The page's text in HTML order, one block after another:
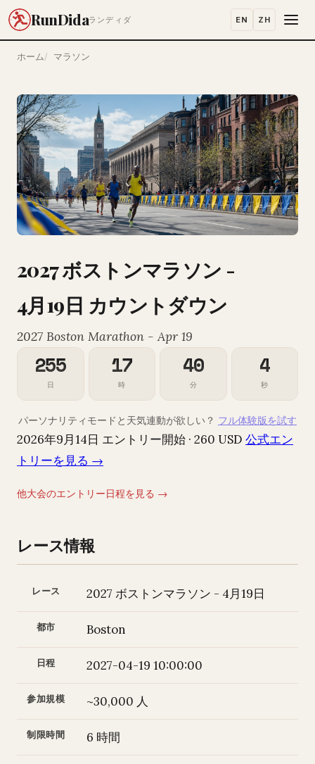
RunDidaランディダ EN ZH
ホーム マラソン
2027 ボストンマラソン -
4月19日 カウントダウン
2027 Boston Marathon - Apr 19
255
日
17
時
40
分
2
秒
パーソナリティモードと天気連動が欲しい？ フル体験版を試す
2026年9月14日 エントリー開始 · 260 USD 公式エン
トリーを見る →
他大会のエントリー日程を見る →
レース情報
レース 2027 ボストンマラソン - 4月19日
都市 Boston
日程 2027-04-19 10:00:00
参加規模 ~30,000 人
制限時間 6 時間